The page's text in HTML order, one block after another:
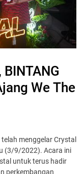
We The
menggelar Crystal
(3/9/2022). Acara ini
untuk terus hadir
perkembangan